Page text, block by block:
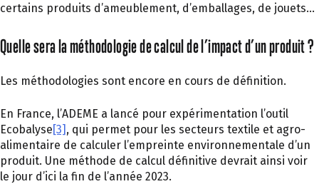
certains produits d’ameublement, d’emballages, de jouets…
Quelle sera la méthodologie de calcul de l’impact d’un produit ?
Les méthodologies sont encore en cours de définition.
En France, l’ADEME a lancé pour expérimentation l’outil
Ecobalyse[3] , qui permet pour les secteurs textile et agro-
alimentaire de calculer l’empreinte environnementale d’un
produit. Une méthode de calcul définitive devrait ainsi voir
le jour d’ici la fin de l’année 2023.